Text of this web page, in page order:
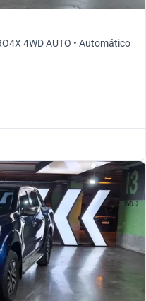
4WD AUTO • Automático